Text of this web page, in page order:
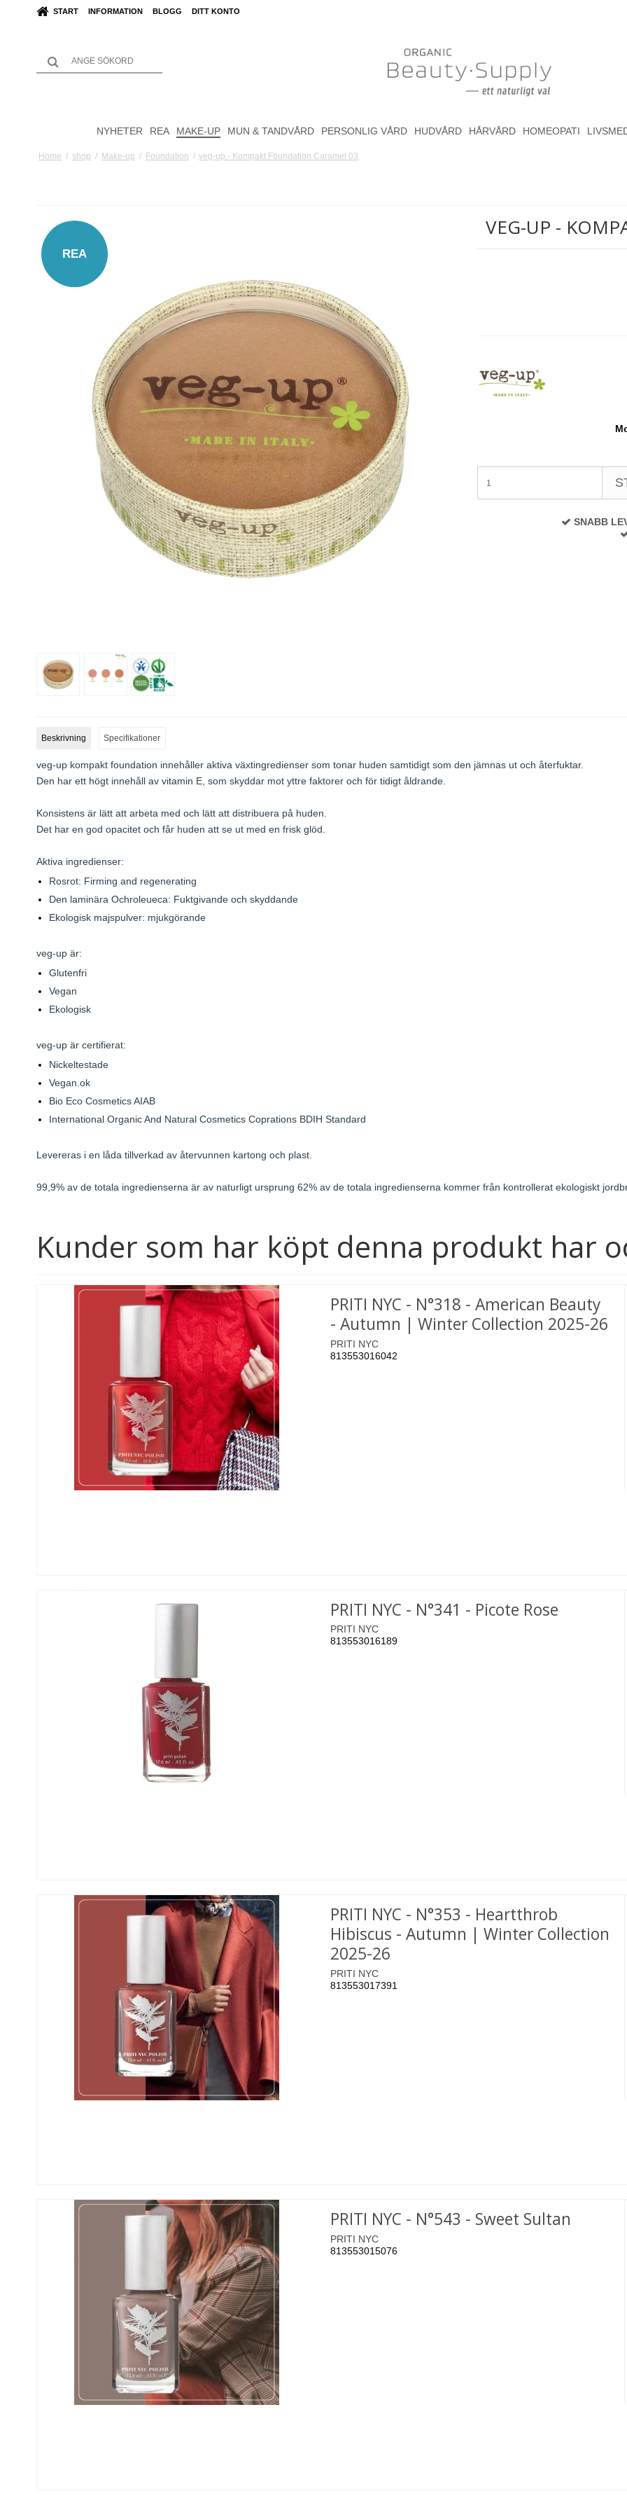
START INFORMATION BLOGG DITT KONTO
NYHETER REA MAKE-UP MUN & TANDVÅRD PERSONLIG VÅRD HUDVÅRD HÅRVÅRD HOMEOPATI
Home / shop / Make-up / Foundation / veg-up - Kompakt Foundation Caramel 03
REA
VEG-UP -
SNABB
Beskrivning Specifikationer
veg-up kompakt foundation innehåller aktiva växtingredienser som tonar huden samtidigt som den jämnas ut och återfuktar.
Den har ett högt innehåll av vitamin E, som skyddar mot yttre faktorer och för tidigt åldrande.
Konsistens är lätt att arbeta med och lätt att distribuera på huden.
Det har en god opacitet och får huden att se ut med en frisk glöd.
Aktiva ingredienser:
Rosrot: Firming and regenerating
Den laminära Ochroleueca: Fuktgivande och skyddande
Ekologisk majspulver: mjukgörande
veg-up är:
Glutenfri
Vegan
Ekologisk
veg-up är certifierat:
Nickeltestade
Vegan.ok
Bio Eco Cosmetics AIAB
International Organic And Natural Cosmetics Coprations BDIH Standard
Levereras i en låda tillverkad av återvunnen kartong och plast.
99,9% av de totala ingredienserna är av naturligt ursprung 62% av de totala ingredienserna kommer från kontrollerat ekologiskt
Kunder som har köpt denna produkt har
PRITI NYC - N°318 - American Beauty
- Autumn | Winter Collection 2025-26
PRITI NYC
813553016042
PRITI NYC - N°341 - Picote Rose
PRITI NYC
813553016189
PRITI NYC - N°353 - Heartthrob
Hibiscus - Autumn | Winter Collection
2025-26
PRITI NYC
813553017391
PRITI NYC - N°543 - Sweet Sultan
PRITI NYC
813553015076